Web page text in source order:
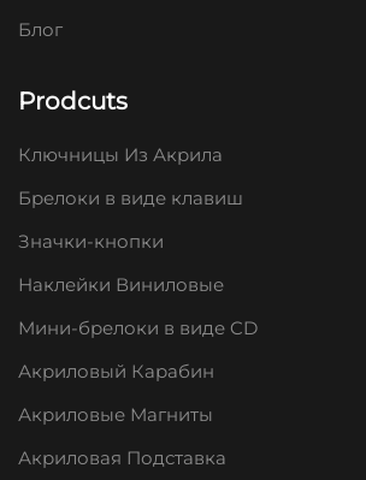
Блог
Prodcuts
Ключницы Из Акрила
Брелоки в виде клавиш
Значки-кнопки
Наклейки Виниловые
Мини-брелоки в виде CD
Акриловый Карабин
Акриловые Магниты
Акриловая Подставка